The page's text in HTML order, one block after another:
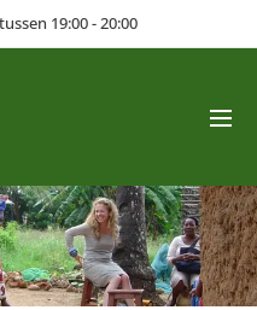
19:00 - 20:00